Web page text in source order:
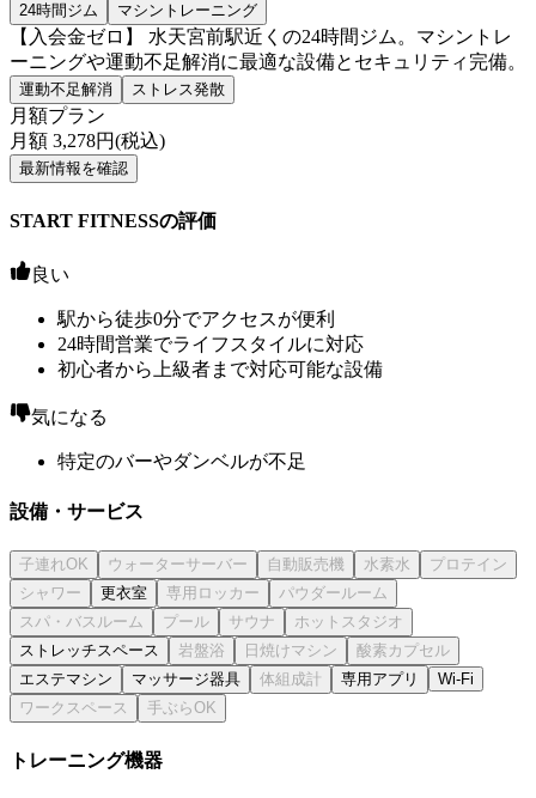
24時間ジム
マシントレーニング
【入会金ゼロ】 水天宮前駅近くの24時間ジム。マシントレ
ーニングや運動不足解消に最適な設備とセキュリティ完備。
運動不足解消 ストレス発散
月額プラン
月額 3,278円(税込)
最新情報を確認
START FITNESSの評価
良い
駅から徒歩0分でアクセスが便利
24時間営業でライフスタイルに対応
初心者から上級者まで対応可能な設備
気になる
特定のバーやダンベルが不足
設備・サービス
更衣室
ストレッチスペース
エステマシン
マッサージ器具 専用アプリ Wi-Fi
トレーニング機器